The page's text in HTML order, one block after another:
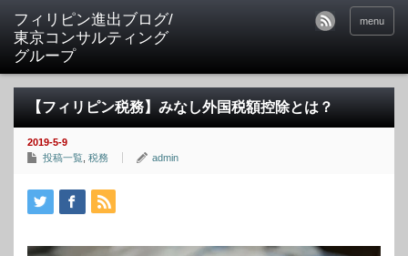
フィリピン進出ブログ/
東京コンサルティング
グループ
menu
【フィリピン税務】みなし外国税額控除とは？
2019-5-9
投稿一覧 税務 admin